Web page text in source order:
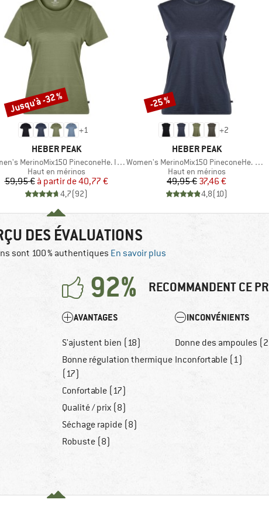
+1
MARQUE
HEBER PEAK
MerinoMix150 PineconeHe. II T-Shirt
Product group
Haut en mérinos
Prix
59,95 € Prix réduit
à partir de40,77 €
4,7(92)
Remise
Jusqu'à -32 %
+2
MARQUE
HEBER PEAK
Article
Women's MerinoMix150 PineconeHe. Loose Tank
Product group
Haut en mérinos
Prix
49,95 €Prix réduit
37,46 €
4,8(10)
Remise
-25 %
DES ÉVALUATIONS
sont 100 % authentiques En savoir plus
92% RECOMMANDENT CE
AVANTAGES
S'ajustent bien (18)
Bonne régulation thermique
(17)
Confortable (17)
Qualité / prix (8)
Séchage rapide (8)
Robuste (8)
INCONVÉNIENTS
Donne des ampoules
Inconfortable (1)